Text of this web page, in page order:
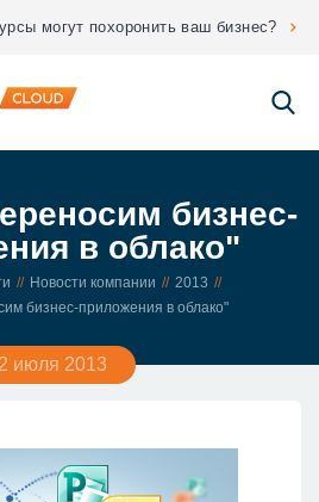
«О защите персональных данных»
бизнес-
в облако"
Новости компании
2013
бизнес-приложения в облако"
2 июля 2013